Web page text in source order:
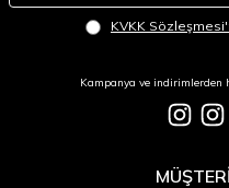
KVKK
Kampanya ve indirimlerden